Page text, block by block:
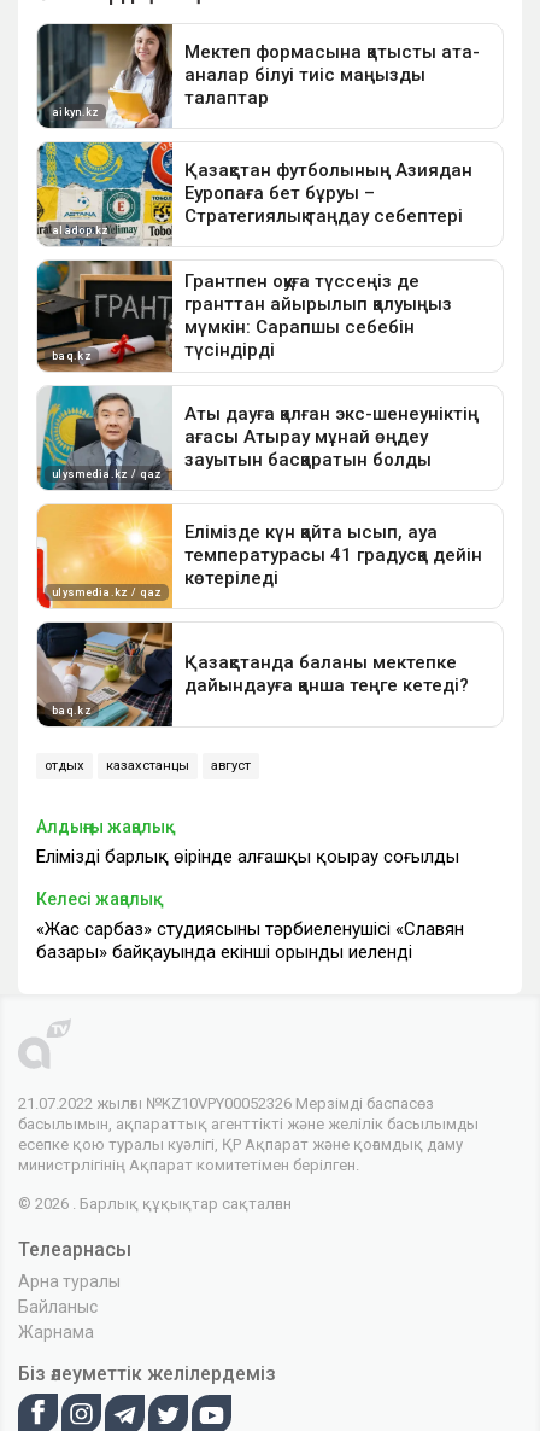
отдых казахстанцы август
Алдыңғы жаңалық
Еліміздің барлық өңірінде алғашқы қоңырау соғылды
Келесі жаңалық
«Жас сарбаз» студиясының тәрбиеленушісі «Славян
базары» байқауында екінші орынды иеленді
21.07.2022 жылғы №KZ10VPY00052326 Мерзімді баспасөз
басылымын, ақпараттық агенттікті және желілік басылымды
есепке қою туралы куәлігі, ҚР Ақпарат және қоғамдық даму
министрлігінің Ақпарат комитетімен берілген.
© 2026 . Барлық құқықтар сақталған
Телеарнасы
Арна туралы
Байланыс
Жарнама
Біз әлеуметтік желілердеміз